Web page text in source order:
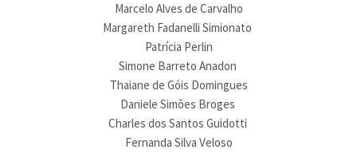
Marcelo Alves de Carvalho
Margareth Fadanelli Simionato
Patrícia Perlin
Simone Barreto Anadon
Thaiane de Góis Domingues
Daniele Simões Broges
Charles dos Santos Guidotti
Fernanda Silva Veloso